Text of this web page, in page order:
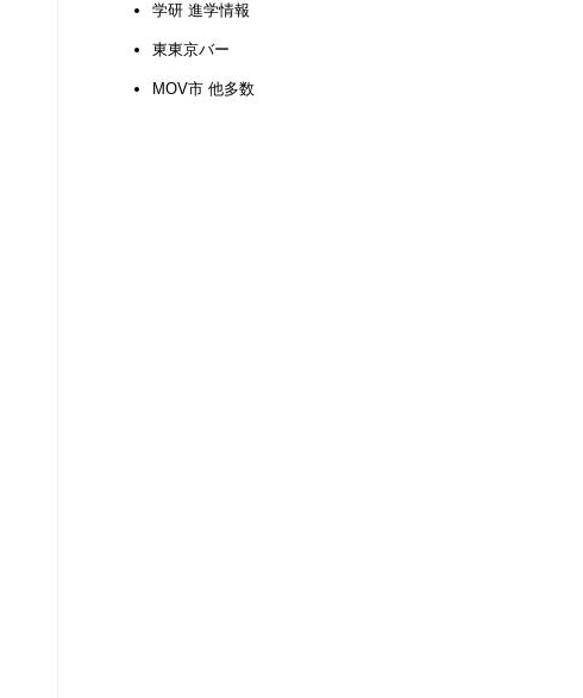
学研 進学情報
東東京バー
MOV市 他多数